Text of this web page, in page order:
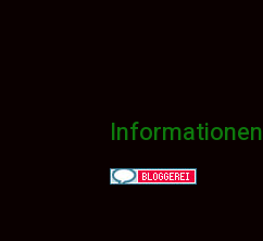
Informationen